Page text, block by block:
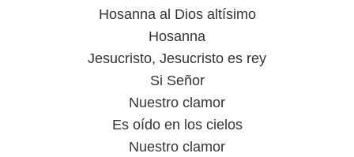
Hosanna al Dios altísimo
Hosanna
Jesucristo, Jesucristo es rey
Si Señor
Nuestro clamor
Es oído en los cielos
Nuestro clamor